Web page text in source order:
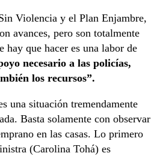
Violencia y el Plan Enjambre,
avances, pero son totalmente
que hacer es una labor de
necesario a las policías,
los recursos”.
una situación tremendamente
Basta solamente con observar
en las casas. Lo primero
(Carolina Tohá) es